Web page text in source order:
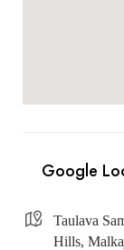
Taulava
Hills,